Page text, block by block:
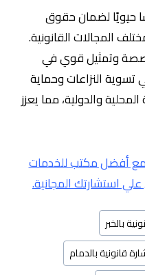
حيويًا لضمان حقوق
المجالات القانونية.
وتمثيل قوي في
النزاعات وحماية
والدولية، مما يعزز
مع أفضل مكتب للخدمات
استشارتك المجانية.
بالخبر
قانونية بالدمام